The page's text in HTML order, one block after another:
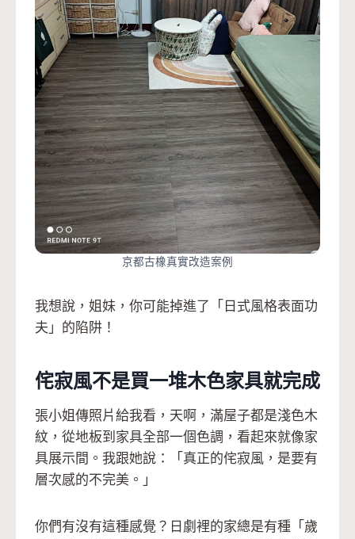
京都古橡真實改造案例
我想說，姐妹，你可能掉進了「日式風格表面功
夫」的陷阱！
侘寂風不是買一堆木色家具就完成
張小姐傳照片給我看，天啊，滿屋子都是淺色木
紋，從地板到家具全部一個色調，看起來就像家
具展示間。我跟她說：「真正的侘寂風，是要有
層次感的不完美。」
你們有沒有這種感覺？日劇裡的家總是有種「歲